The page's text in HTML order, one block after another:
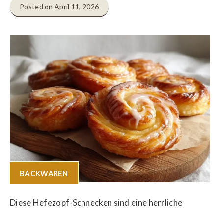
Posted on April 11, 2026
BACKWAREN
Diese Hefezopf-Schnecken sind eine herrliche